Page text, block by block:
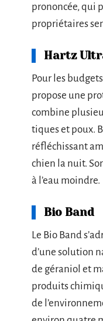
prononcée, qui
propriétaires
Hartz
Pour les
propose une
combine
tiques et poux.
réfléchissant
chien la nuit.
à l’eau moindre.
Bio Band
Le Bio Band
d’une solution
de géraniol et
produits
de